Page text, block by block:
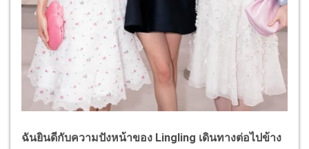
ฉันยินดีกับความปังหน้าของ Lingling เดินทางต่อไปข้าง